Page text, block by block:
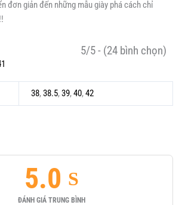
đơn giản đến những mẫu giày phá cách chỉ
5/5 - (24 bình chọn)
38,38.5,39,40,42
5.0
ĐÁNH GIÁ TRUNG BÌNH